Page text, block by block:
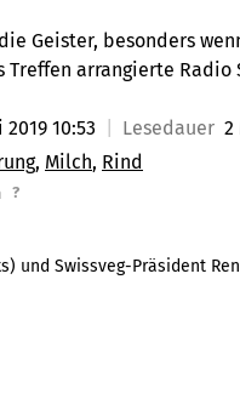
Geister, besonders
arrangierte Radio
10:53 Lesedauer 2
Milch Rind
?
und Swissveg-Präsident